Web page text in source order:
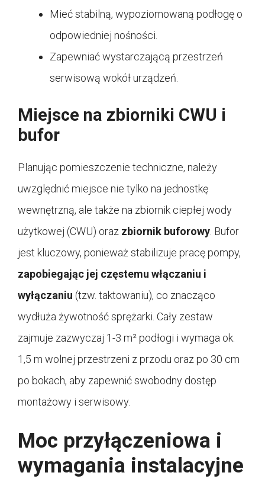
Mieć stabilną, wypoziomowaną podłogę o
odpowiedniej nośności.
Zapewniać wystarczającą przestrzeń
serwisową wokół urządzeń.
Miejsce na zbiorniki CWU i
bufor
Planując pomieszczenie techniczne, należy
uwzględnić miejsce nie tylko na jednostkę
wewnętrzną, ale także na zbiornik ciepłej wody
użytkowej (CWU) oraz zbiornik buforowy. Bufor
jest kluczowy, ponieważ stabilizuje pracę pompy,
zapobiegając jej częstemu włączaniu i
wyłączaniu (tzw. taktowaniu), co znacząco
wydłuża żywotność sprężarki. Cały zestaw
zajmuje zazwyczaj 1-3 m² podłogi i wymaga ok.
1,5 m wolnej przestrzeni z przodu oraz po 30 cm
po bokach, aby zapewnić swobodny dostęp
montażowy i serwisowy.
Moc przyłączeniowa i
wymagania instalacyjne